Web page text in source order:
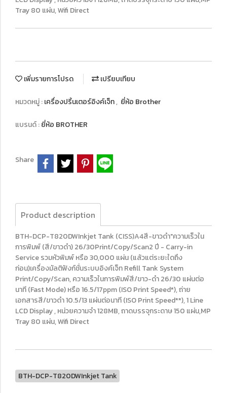
Tray 80 แผ่น, Wifi Direct
เพิ่มรายการโปรด เปรียบเทียบ
หมวดหมู่ :เครื่องปริ้นเตอร์อิงค์เจ็ท, ยี่ห้อ Brother
แบรนด์ :ยี่ห้อ BROTHER
Share
Product description
BTH-DCP-T820DWInkjet Tank (CISS)A4สี-ขาวดำ"ความเร็วใน
การพิมพ์ (สี/ขาวดำ) 26/30Print/Copy/Scan2 ปี - Carry-in
Service รวมหัวพิมพ์ หรือ 30,000 แผ่น (แล้วแต่ระยะใดถึง
ก่อน)เครื่องมัลติฟังก์ชั่นระบบอิงค์เจ็ท Refill Tank System
Print/Copy/Scan, ความเร็วในการพิมพ์สี/ขาว-ดำ 26/30 แผ่นต่อ
นาที (Fast Mode) หรือ 16.5/17ppm (ISO Print Speed*), ถ่าย
เอกสารสี/ขาวดำ 10.5/13 แผ่นต่อนาที (ISO Print Speed**), 1 Line
LCD Display , หน่วยความจำ 128MB, ถาดบรรจุกระดาษ 150 แผ่น,MP
Tray 80 แผ่น, Wifi Direct
BTH-DCP-T820DWInkjet Tank